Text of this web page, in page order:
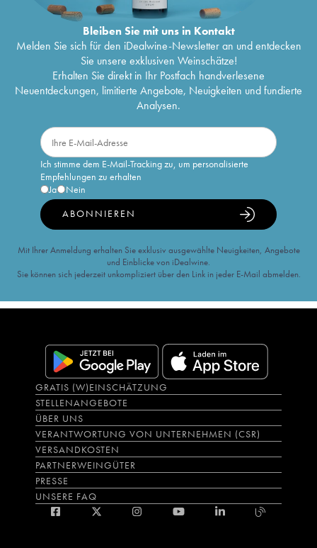
Bleiben Sie mit uns in Kontakt
Melden Sie sich für den iDealwine-Newsletter an und entdecken
Sie unsere exklusiven Weinschätze!
Erhalten Sie direkt in Ihr Postfach handverlesene
Neuentdeckungen, limitierte Angebote, Neuigkeiten und fundierte
Analysen.
Ich stimme dem E-Mail-Tracking zu, um personalisierte
Empfehlungen zu erhalten
Ja
Nein
ABONNIEREN
Mit Ihrer Anmeldung erhalten Sie exklusiv ausgewählte Neuigkeiten, Angebote
und Einblicke von iDealwine.
Sie können sich jederzeit unkompliziert über den Link in jeder E-Mail abmelden.
GRATIS (W)EINSCHÄTZUNG
STELLENANGEBOTE
ÜBER UNS
VERANTWORTUNG VON UNTERNEHMEN (CSR)
VERSANDKOSTEN
PARTNERWEINGÜTER
PRESSE
UNSERE FAQ